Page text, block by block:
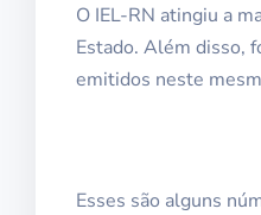
O IEL-RN atingiu a
Estado. Além disso,
emitidos neste
Esses são alguns